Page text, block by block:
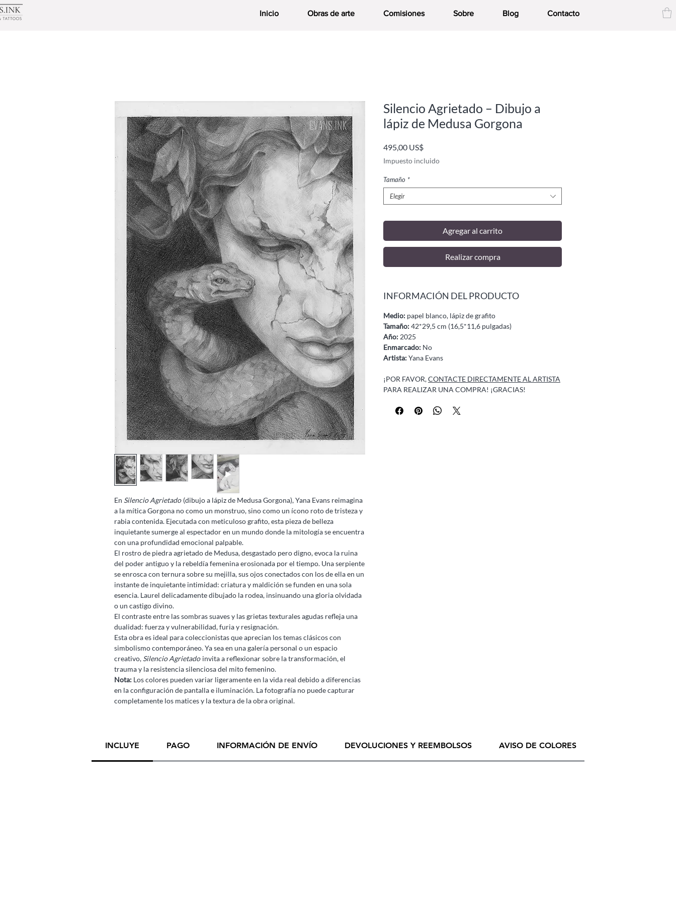
Inicio Obras de arte Comisiones Sobre Blog Contacto
En Silencio Agrietado (dibujo a lápiz de Medusa Gorgona), Yana Evans reimagina
a la mítica Gorgona no como un monstruo, sino como un ícono roto de tristeza y
rabia contenida. Ejecutada con meticuloso grafito, esta pieza de belleza
inquietante sumerge al espectador en un mundo donde la mitología se encuentra
con una profundidad emocional palpable.
El rostro de piedra agrietado de Medusa, desgastado pero digno, evoca la ruina
del poder antiguo y la rebeldía femenina erosionada por el tiempo. Una serpiente
se enrosca con ternura sobre su mejilla, sus ojos conectados con los de ella en un
instante de inquietante intimidad: criatura y maldición se funden en una sola
esencia. Laurel delicadamente dibujado la rodea, insinuando una gloria olvidada
o un castigo divino.
El contraste entre las sombras suaves y las grietas texturales agudas refleja una
dualidad: fuerza y vulnerabilidad, furia y resignación.
Esta obra es ideal para coleccionistas que aprecian los temas clásicos con
simbolismo contemporáneo. Ya sea en una galería personal o un espacio
creativo, Silencio Agrietado invita a reflexionar sobre la transformación, el
trauma y la resistencia silenciosa del mito femenino.
Nota: Los colores pueden variar ligeramente en la vida real debido a diferencias
en la configuración de pantalla e iluminación. La fotografía no puede capturar
completamente los matices y la textura de la obra original.
Silencio Agrietado – Dibujo a
lápiz de Medusa Gorgona
495,00 US$Precio
Impuesto incluido
Tamaño *
Elegir
Agregar al carrito
Realizar compra
INFORMACIÓN DEL PRODUCTO
Medio: papel blanco, lápiz de grafito
Tamaño:42*29,5 cm (16,5*11,6 pulgadas)
Año:2025
Enmarcado: No
Artista:Yana Evans
¡POR FAVOR,CONTACTE DIRECTAMENTE AL ARTISTA
PARA REALIZAR UNA COMPRA! ¡GRACIAS!
INCLUYE PAGO INFORMACIÓN DE ENVÍO DEVOLUCIONES Y REEMBOLSOS AVISO DE COLORES